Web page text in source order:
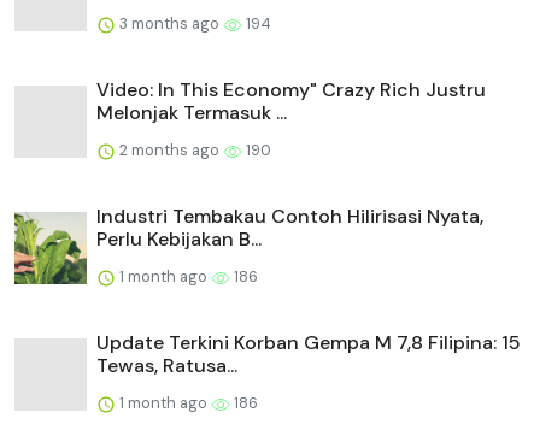
3 months ago 194
Video: In This Economy" Crazy Rich Justru
Melonjak Termasuk ...
2 months ago 190
Industri Tembakau Contoh Hilirisasi Nyata,
Perlu Kebijakan B...
1 month ago 186
Update Terkini Korban Gempa M 7,8 Filipina: 15
Tewas, Ratusa...
1 month ago 186